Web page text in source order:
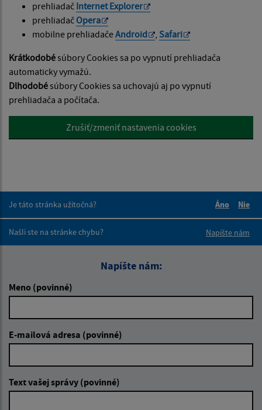
prehliadač Internet Explorer
prehliadač Opera
mobilne prehliadačeAndroid
Safari
Krátkodobésúbory Cookies sa po vypnutí prehliadača
automaticky vymažú.
Dlhodobésúbory Cookies sa uchovajú aj po vypnutí
prehliadača a počítača.
Zrušiť/zmeniť nastavenia cookies
Je táto stránka užitočná?
Áno
Nie
Našli ste na stránke chybu?
Napíšte nám
Napíšte nám:
Meno (povinné)
E-mailová adresa (povinné)
Text vašej správy (povinné)